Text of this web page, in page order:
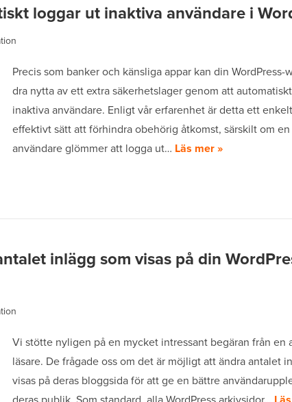
loggar ut inaktiva användare i
Precis som banker och känsliga appar kan din WordPress-
dra nytta av ett extra säkerhetslager genom att
inaktiva användare. Enligt vår erfarenhet är detta ett
effektivt sätt att förhindra obehörig åtkomst, särskilt om en
användare glömmer att logga ut… Läs mer »
inlägg som visas på din
Vi stötte nyligen på en mycket intressant begäran från en
läsare. De frågade oss om det är möjligt att ändra antalet
visas på deras bloggsida för att ge en bättre